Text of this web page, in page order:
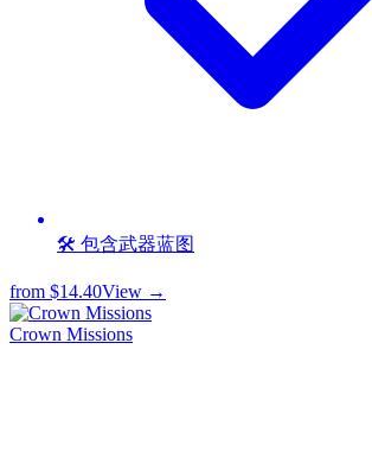
🛠️ 包含武器蓝图
from $14.40View →
Crown Missions